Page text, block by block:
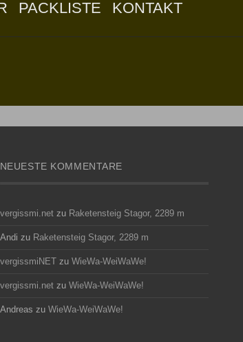
PACKLISTE KONTAKT
NEUESTE KOMMENTARE
vergissmi.netzu Raketensteig Stagor, 2289 m
Andi zu Raketensteig Stagor, 2289 m
vergissmiNET zu WieWa-WeiWaWe!
vergissmi.netzu WieWa-WeiWaWe!
Andreas zu WieWa-WeiWaWe!